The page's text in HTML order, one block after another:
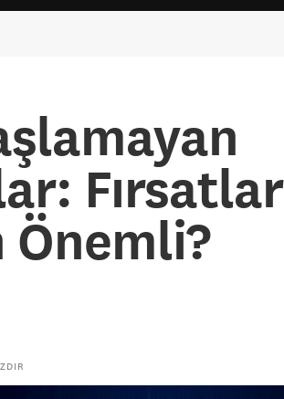
Fırsatlar
Önemli?